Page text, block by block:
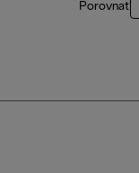
Porovnať